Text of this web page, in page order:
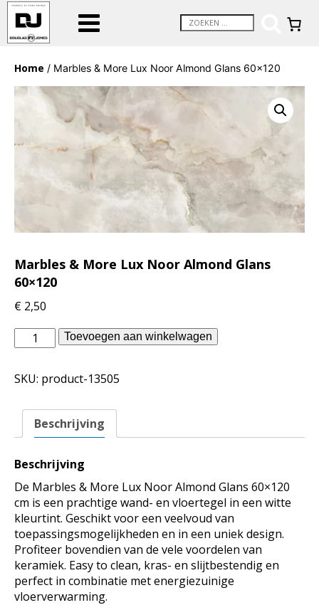
Home / Marbles & More Lux Noor Almond Glans 60×120
Marbles & More Lux Noor Almond Glans
60×120
€ 2,50
Douglas
Jones
-
More
Noor
Glans
60x120
aantal
Toevoegen aan winkelwagen
SKU: product-13505
Beschrijving
Beschrijving
De Marbles & More Lux Noor Almond Glans 60×120
cm is een prachtige wand- en vloertegel in een witte
kleurtint. Geschikt voor een veelvoud van
toepassingsmogelijkheden en in een uniek design.
Profiteer bovendien van de vele voordelen van
keramiek. Easy to clean, kras- en slijtbestendig en
perfect in combinatie met energiezuinige
vloerverwarming.